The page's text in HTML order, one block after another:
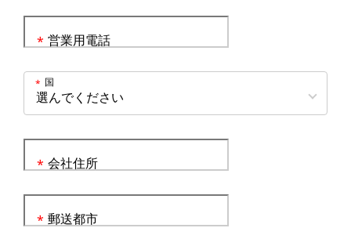
営業用電話
*
国
*
会社住所
*
郵送都市
*